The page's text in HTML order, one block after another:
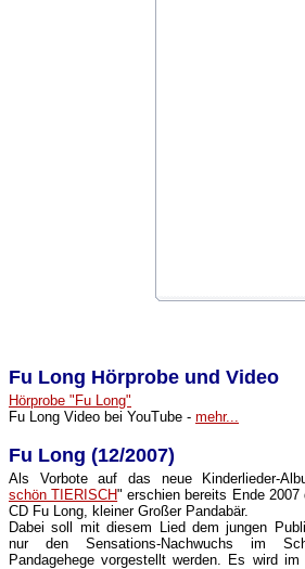
Fu Long Hörprobe und Video
Hörprobe "Fu Long"
Fu Long Video bei YouTube - mehr...
Fu Long (12/2007)
Als Vorbote auf das neue Kinderlieder-
schön TIERISCH" erschien bereits Ende 2007
CD Fu Long, kleiner Großer Pandabär.
Dabei soll mit diesem Lied dem jungen
nur den Sensations-Nachwuchs im
Pandagehege vorgestellt werden. Es wird